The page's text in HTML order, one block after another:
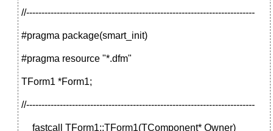
//---------------------------------------------------------------------------
#pragma package(smart_init)
#pragma resource "*.dfm"
TForm1 *Form1;
//---------------------------------------------------------------------------
__fastcall TForm1::TForm1(TComponent* Owner)